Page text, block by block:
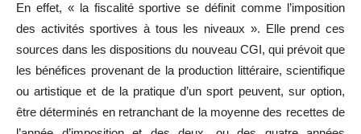
En effet, « la fiscalité sportive se définit comme l’imposition
des activités sportives à tous les niveaux ». Elle prend ces
sources dans les dispositions du nouveau CGI, qui prévoit que
les bénéfices provenant de la production littéraire, scientifique
ou artistique et de la pratique d’un sport peuvent, sur option,
être déterminés en retranchant de la moyenne des recettes de